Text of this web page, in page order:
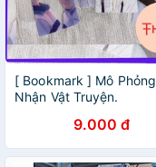
[ Bookmark ] Mô Phỏng
Nhận Vật Truyện.
9.000 đ